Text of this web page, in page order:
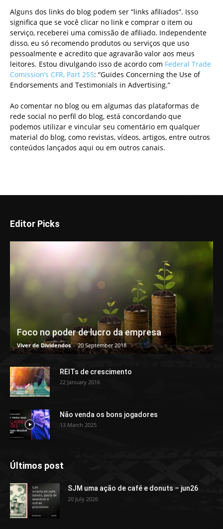
Alguns dos links do blog podem ser “links afiliados”. Isso
significa que se você clicar no link e comprar o item ou
serviço, receberei uma comissão de afiliado. Independente
disso, eu só recomendo produtos ou serviços que uso
pessoalmente e acredito que agravarão valor aos meus
leitores. Estou divulgando isso de acordo com Federal Trade
Comission’s CFR, Part 255: “Guides Concerning the Use of
Endorsements and Testimonials in Advertising.”
Ao comentar no blog ou em algumas das plataformas de
rede social no perfil do blog, está concordando que
podemos utilizar e vincular seu comentário em qualquer
material do blog, como revistas, vídeos, artigos, entre outros
conteúdos lançados aqui ou em outros canais.
Editor Picks
Foco no poder de lucro da empresa
Viver de Dividendos - 20 September 2018
REITs de crescimento
22 January 2016
Não venda os bons jogadores
13 March 2025
Últimos post
SJM uma ação de café e donuts – jun26
20 July 2026